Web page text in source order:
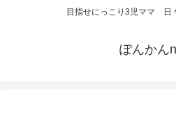
目指せにっこり3児ママ 日
ぽんかん